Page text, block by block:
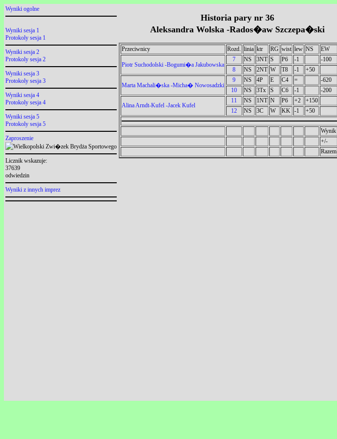
Wyniki ogolne
Wyniki sesja 1
Protokoly sesja 1
Wyniki sesja 2
Protokoly sesja 2
Wyniki sesja 3
Protokoly sesja 3
Wyniki sesja 4
Protokoly sesja 4
Wyniki sesja 5
Protokoly sesja 5
Zaproszenie
Licznik wskazuje:
37639
odwiedzin
Wyniki z innych imprez
Historia pary nr 36
Aleksandra Wolska -Rados�aw Szczepa�ski
Przeciwnicy Rozd. linia ktr RG wist lew NS EW
Piotr Suchodolski -Bogumi�a Jakubowska
7 NS 3NT S P6 -1 -100
8
NS 2NT W T8 -1 +50
Marta Machali�ska -Micha� Nowosadzki
9 NS 4P E C4 = -620
10
NS 3Tx S C6 -1 -200
Alina Arndt-Kufel -Jacek Kufel
11 NS 1NT N P6 +2 +150
12
NS 3C W KK -1 +50
Wynik
+/-
Razem